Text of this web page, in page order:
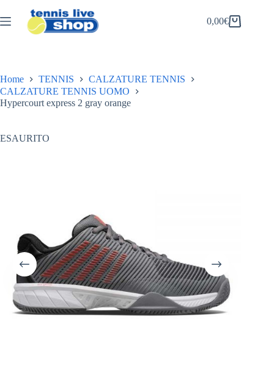
al
contenuto
Carrello
0,00€
Home TENNIS
CALZATURE TENNIS
CALZATURE TENNIS UOMO
Hypercourt express 2 gray orange
ESAURITO